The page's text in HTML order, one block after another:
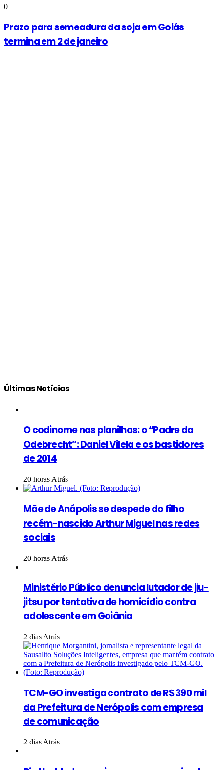
0
Prazo para semeadura da soja em Goiás
termina em 2 de janeiro
Últimas Notícias
O codinome nas planilhas: o “Padre da
Odebrecht”: Daniel Vilela e os bastidores
de 2014
20 horas Atrás
Mãe de Anápolis se despede do filho
recém-nascido Arthur Miguel nas redes
sociais
20 horas Atrás
Ministério Público denuncia lutador de jiu-
jitsu por tentativa de homicídio contra
adolescente em Goiânia
2 dias Atrás
TCM-GO investiga contrato de R$ 390 mil
da Prefeitura de Nerópolis com empresa
de comunicação
2 dias Atrás